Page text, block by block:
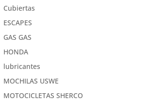
Cubiertas
ESCAPES
GAS GAS
HONDA
lubricantes
MOCHILAS USWE
MOTOCICLETAS SHERCO